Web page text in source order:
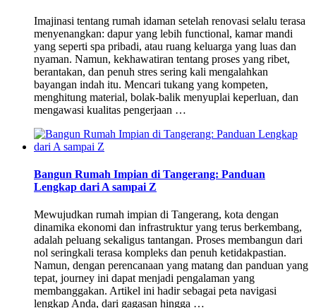
Imajinasi tentang rumah idaman setelah renovasi selalu terasa
menyenangkan: dapur yang lebih functional, kamar mandi
yang seperti spa pribadi, atau ruang keluarga yang luas dan
nyaman. Namun, kekhawatiran tentang proses yang ribet,
berantakan, dan penuh stres sering kali mengalahkan
bayangan indah itu. Mencari tukang yang kompeten,
menghitung material, bolak-balik menyuplai keperluan, dan
mengawasi kualitas pengerjaan …
Bangun Rumah Impian di Tangerang: Panduan
Lengkap dari A sampai Z
Mewujudkan rumah impian di Tangerang, kota dengan
dinamika ekonomi dan infrastruktur yang terus berkembang,
adalah peluang sekaligus tantangan. Proses membangun dari
nol seringkali terasa kompleks dan penuh ketidakpastian.
Namun, dengan perencanaan yang matang dan panduan yang
tepat, journey ini dapat menjadi pengalaman yang
membanggakan. Artikel ini hadir sebagai peta navigasi
lengkap Anda, dari gagasan hingga …